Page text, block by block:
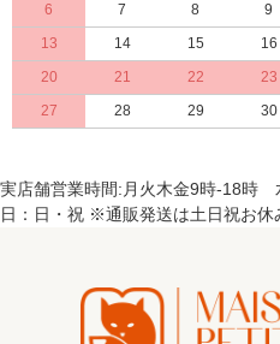
6
7 8 9
13
14 15 16
20
21 22 23
27
28 29 30
実店舗営業時間:月火木金9時-18
日：日・祝 ※通販発送は土日祝お休